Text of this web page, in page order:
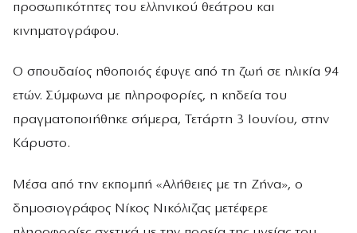
προσωπικότητες του ελληνικού θεάτρου και
κινηματογράφου.
Ο σπουδαίος ηθοποιός έφυγε από τη ζωή σε ηλικία 94
ετών. Σύμφωνα με πληροφορίες, η κηδεία του
πραγματοποιήθηκε σήμερα, Τετάρτη 3 Ιουνίου, στην
Κάρυστο.
Μέσα από την εκπομπή «Αλήθειες με τη Ζήνα», ο
δημοσιογράφος Νίκος Νικόλιζας μετέφερε